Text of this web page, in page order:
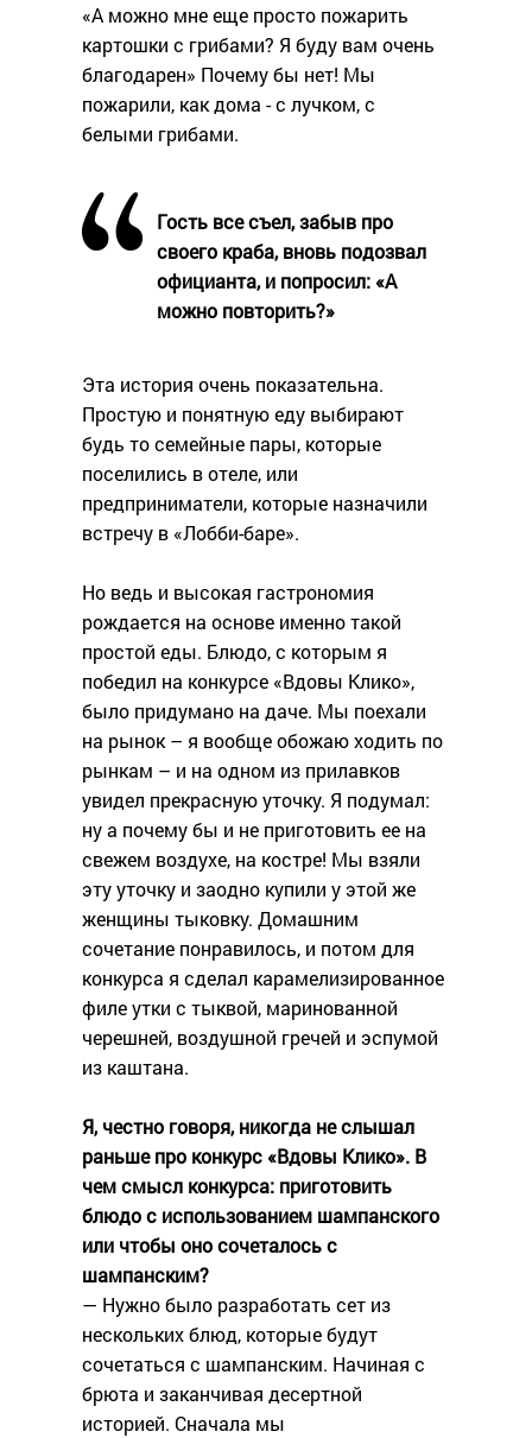
«А можно мне еще просто пожарить
картошки с грибами? Я буду вам очень
благодарен» Почему бы нет! Мы
пожарили, как дома - с лучком, с
белыми грибами.
Гость все съел, забыв про
своего краба, вновь подозвал
официанта, и попросил: «А
можно повторить?»
Эта история очень показательна.
Простую и понятную еду выбирают
будь то семейные пары, которые
поселились в отеле, или
предприниматели, которые назначили
встречу в «Лобби-баре».
Но ведь и высокая гастрономия
рождается на основе именно такой
простой еды. Блюдо, с которым я
победил на конкурсе «Вдовы Клико»,
было придумано на даче. Мы поехали
на рынок – я вообще обожаю ходить по
рынкам – и на одном из прилавков
увидел прекрасную уточку. Я подумал:
ну а почему бы и не приготовить ее на
свежем воздухе, на костре! Мы взяли
эту уточку и заодно купили у этой же
женщины тыковку. Домашним
сочетание понравилось, и потом для
конкурса я сделал карамелизированное
филе утки с тыквой, маринованной
черешней, воздушной гречей и эспумой
из каштана.
Я, честно говоря, никогда не слышал
раньше про конкурс «Вдовы Клико». В
чем смысл конкурса: приготовить
блюдо с использованием шампанского
или чтобы оно сочеталось с
шампанским?
— Нужно было разработать сет из
нескольких блюд, которые будут
сочетаться с шампанским. Начиная с
брюта и заканчивая десертной
историей. Сначала мы